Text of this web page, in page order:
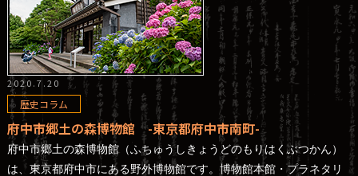
2020.7.20
歴史コラム
府中市郷土の森博物館 -東京都府中市南町-
府中市郷土の森博物館（ふちゅうしきょうどのもりはくぶつかん）
は、東京都府中市にある野外博物館です。博物館本館・プラネタリ